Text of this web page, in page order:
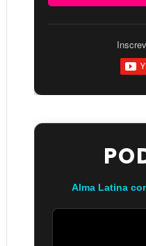
Alma Latina